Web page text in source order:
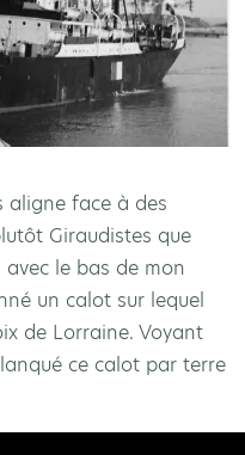
aligne face à des
Giraudistes que
le bas de mon
un calot sur lequel
de Lorraine. Voyant
ce calot par terre